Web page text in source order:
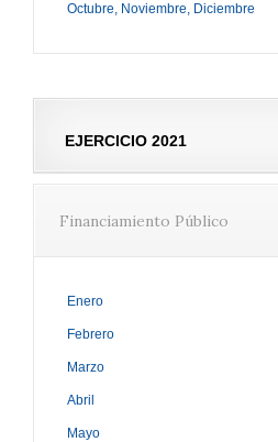
Octubre, Noviembre, Diciembre
EJERCICIO 2021
Financiamiento Público
Enero
Febrero
Marzo
Abril
Mayo